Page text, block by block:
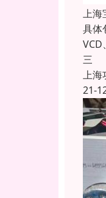
上海
具体
VCD
三
上海
21-